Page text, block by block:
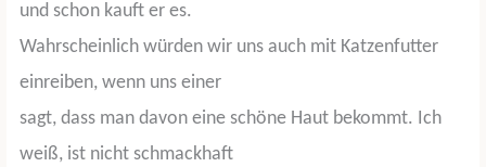
und schon kauft er es.
Wahrscheinlich würden wir uns auch mit Katzenfutter
einreiben, wenn uns einer
sagt, dass man davon eine schöne Haut bekommt. Ich
weiß, ist nicht schmackhaft